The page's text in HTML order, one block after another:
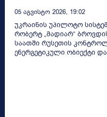
05 Აგვისტო 2026, 19:02
უკრაინის უპილოტო
რობერტ „მადიარ“
საათში რუსეთის
ენერგეტიკული ობიექტი